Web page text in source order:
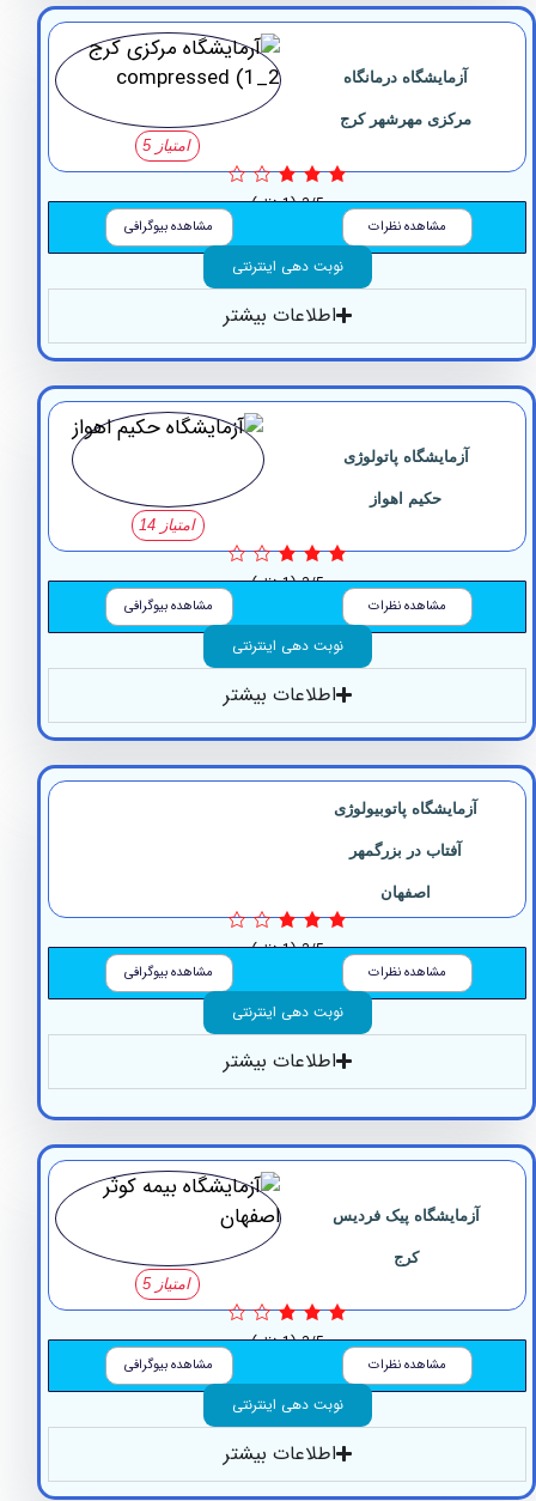
آزمایشگاه ‏درمانگاه
مرکزی مهرشهر ‏کرج
3/5 (1 نظر)
مشاهده نظرات مشاهده بیوگرافی
نوبت دهی اینترنتی
اطلاعات بیشتر
آزمایشگاه ‏پاتولوژی
‏حکیم اهواز
3/5 (1 نظر)
مشاهده نظرات مشاهده بیوگرافی
نوبت دهی اینترنتی
اطلاعات بیشتر
پاتوبیولوژی
آفتاب ‏در بزرگمهر
3/5 (1 نظر)
مشاهده نظرات مشاهده بیوگرافی
نوبت دهی اینترنتی
اطلاعات بیشتر
‏پیک فردیس
3/5 (1 نظر)
مشاهده نظرات مشاهده بیوگرافی
نوبت دهی اینترنتی
اطلاعات بیشتر